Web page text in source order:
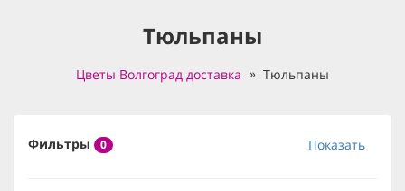
Тюльпаны
Цветы Волгоград доставка Тюльпаны
Фильтры 0 Показать